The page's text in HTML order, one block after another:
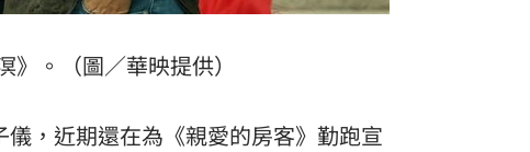
。（圖／華映提供）
，近期還在為《親愛的房客》勤跑宣